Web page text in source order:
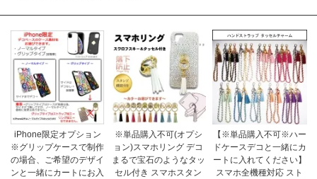
iPhone限定オプション
※グリップケースで制作
の場合、ご希望のデザイ
ンと一緒にカートにお入
※単品購入不可(オプシ
ョン)スマホリング デコ
まるで宝石のようなタッ
セル付き スマホスタン
【※単品購入不可※ハー
ドケースデコと一緒にカ
ートに入れてください】
スマホ全機種対応 スト